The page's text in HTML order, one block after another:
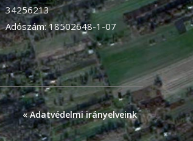
34256213
Adószám: 18502648-1-07
« Adatvédelmi irányelveink